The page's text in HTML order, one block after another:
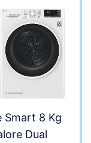
Smart 8 Kg
Dual